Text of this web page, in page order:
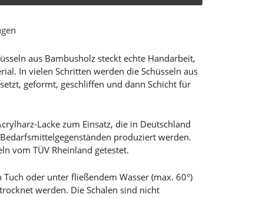
aus Bambusholz steckt echte Handarbeit,
In vielen Schritten werden die Schüsseln aus
geformt, geschliffen und dann Schicht für
Lacke zum Einsatz, die in Deutschland
produziert werden.
vom TÜV Rheinland getestet.
oder unter fließendem Wasser (max. 60°)
werden. Die Schalen sind nicht